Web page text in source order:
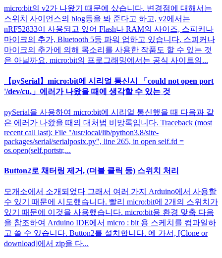
micro:bit의 v2가 나왔기 때문에 샀습니다. 변경점에 대해서는
스위치 사이언스의 blog등을 봐 준다고 하고, v2에서는
nRF52833이 사용되고 있어 Flash나 RAM의 사이즈, 스피커나
마이크의 추가, Bluetooth 5등 파워 업하고 있습니다. 스피커나
마이크의 추가에 의해 목소리를 사용한 작품도 할 수 있는 것
은 아닐까요. micro:bit의 프로그래밍에서는 공식 사이트의...
【pySerial】micro:bit에 시리얼 통신시 「could not open port
'/dev/cu.」에러가 나왔을 때에 생각할 수 있는 것
pySerial을 사용하여 micro:bit에 시리얼 통신했을 때 다음과 같
은 에러가 나왔을 때의 대처법 비망록입니다. Traceback (most
recent call last): File "/usr/local/lib/python3.8/site-
packages/serial/serialposix.py", line 265, in open self.fd =
os.open(self.portstr,...
Button2로 채터링 제거, (더블 클릭 등) 스위치 처리
모개소에서 소개되었다 그래서 여러 가지 Arduino에서 사용할
수 있기 때문에 시도했습니다. 빨리 micro:bit에 2개의 스위치가
있기 때문에 이것을 사용했습니다. micro:bit용 환경 맞춤 다음
을 참조하여 Arduino IDE에서 micro : bit 용 스케치를 컴파일하
고 쓸 수 있습니다. Button2를 설치합니다. 에 가서, [Clone or
download]에서 zip을 다...